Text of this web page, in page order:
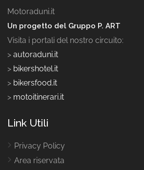
Motoraduni.it
Un progetto del Gruppo P. ART
Visita i portali del nostro circuito:
> autoraduni.it
> bikershotel.it
> bikersfood.it
> motoitinerari.it
Link Utili
Privacy Policy
Area riservata